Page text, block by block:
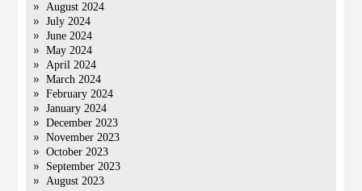
August 2024
July 2024
June 2024
May 2024
April 2024
March 2024
February 2024
January 2024
December 2023
November 2023
October 2023
September 2023
August 2023